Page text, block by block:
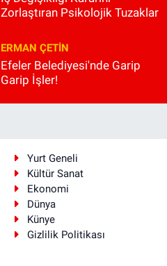
Zorlaştıran Psikolojik Tuzaklar
ERMAN ÇETIN
Efeler Belediyesi'nde Garip
Garip İşler!
Yurt Geneli
Kültür Sanat
Ekonomi
Dünya
Künye
Gizlilik Politikası